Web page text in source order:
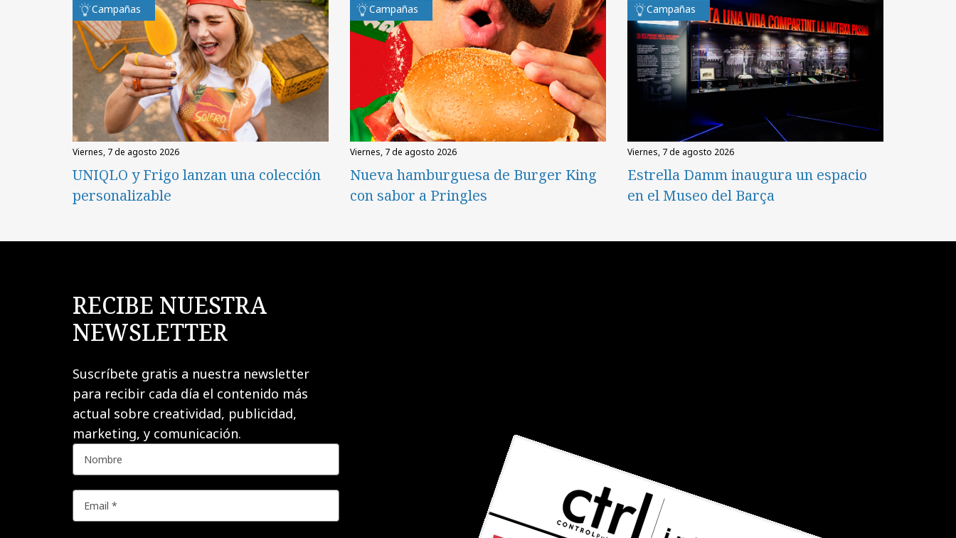
Campañas
viernes, 7 de agosto 2026
UNIQLO y Frigo lanzan una colección
personalizable
Campañas
viernes, 7 de agosto 2026
Nueva hamburguesa de Burger King
con sabor a Pringles
Campañas
viernes, 7 de agosto 2026
Estrella Damm inaugura un espacio
en el Museo del Barça
RECIBE NUESTRA
NEWSLETTER
Suscríbete gratis a nuestra newsletter
para recibir cada día el contenido más
actual sobre creatividad, publicidad,
marketing, y comunicación.